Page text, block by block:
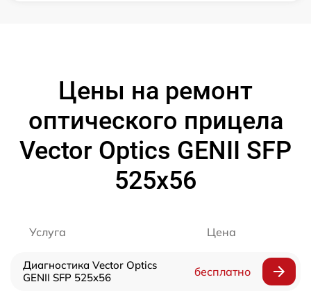
Цены на ремонт
оптического прицела
Vector Optics GENII SFP
525x56
Услуга Цена
Диагностика Vector Optics
GENII SFP 525x56
бесплатно